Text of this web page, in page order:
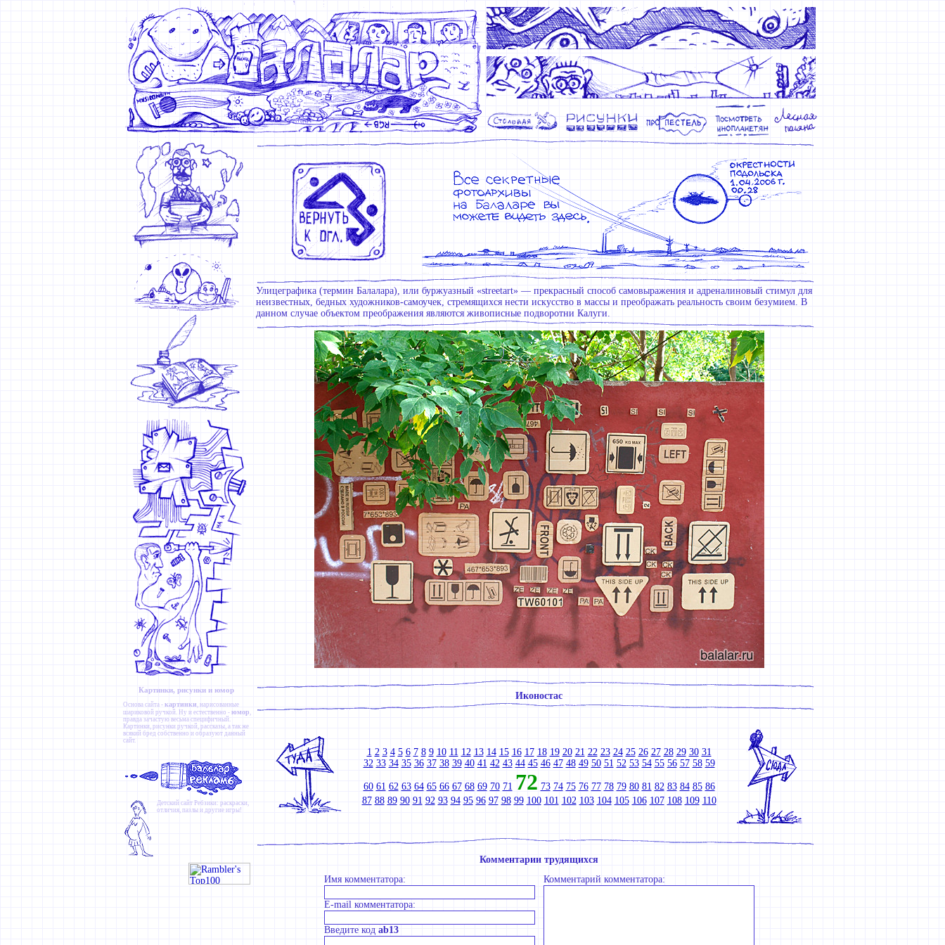
Картинки, рисунки и юмор
Основа сайта - картинки, нарисованные
шариковой ручкой. Ну и естественно - юмор,
правда зачастую весьма специфичный.
Картинки, рисунки ручкой, рассказы, а так же
всякий бред собственно и образуют данный
сайт.
Детский сайт Ребзики: раскраски,
отличия, пазлы и другие игры!
Улицеграфика (термин Балалара), или буржуазный «streetart» — прекрасный способ самовыражения и адреналиновый стимул для
неизвестных, бедных художников-самоучек, стремящихся нести искусство в массы и преображать реальность своим безумием. В
данном случае объектом преображения являются живописные подворотни Калуги.
Иконостас
1 2 3 4 5 6 7 8 9 10 11 12 13 14 15 16 17 18 19 20 21 22 23 24 25 26 27 28 29 30 31
32 33 34 35 36 37 38 39 40 41 42 43 44 45 46 47 48 49 50 51 52 53 54 55 56 57 58 59
60 61 62 63 64 65 66 67 68 69 70 71 72 73 74 75 76 77 78 79 80 81 82 83 84 85 86
87 88 89 90 91 92 93 94 95 96 97 98 99 100 101 102 103 104 105 106 107 108 109 110
Комментарии трудящихся
Имя комментатора:
E-mail комментатора:
Введите код ab13
Комментарий комментатора: